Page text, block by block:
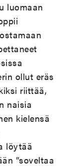
luomaan
ollut eräs
riittää,
naisia
kielensä
löytää
”soveltaa